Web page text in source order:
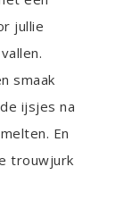
jullie
smaak
ijsjes na
En
trouwjurk